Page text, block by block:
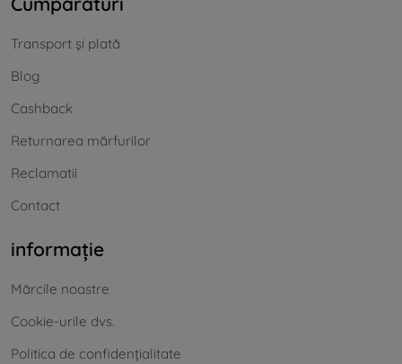
Transport și plată
Blog
Cashback
Returnarea mărfurilor
Reclamatii
Contact
informație
Mărcile noastre
Cookie-urile dvs.
Politica de confidențialitate